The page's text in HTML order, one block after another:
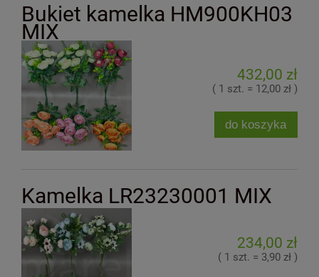
Bukiet kamelka HM900KH03
MIX
432,00 zł
( 1 szt. = 12,00 zł )
do koszyka
Kamelka LR23230001 MIX
234,00 zł
( 1 szt. = 3,90 zł )